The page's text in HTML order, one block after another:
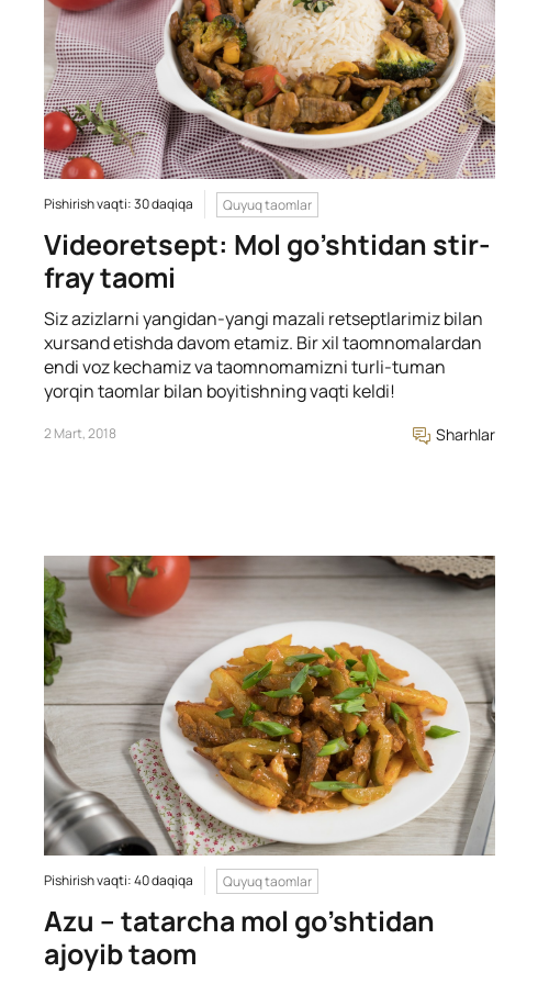
Pishirish vaqti: 30 daqiqa Quyuq taomlar
Videoretsept: Mol go’shtidan stir-
fray taomi
Siz azizlarni yangidan-yangi mazali retseptlarimiz bilan
xursand etishda davom etamiz. Bir xil taomnomalardan
endi voz kechamiz va taomnomamizni turli-tuman
yorqin taomlar bilan boyitishning vaqti keldi!
2 Mart, 2018 Sharhlar
Pishirish vaqti: 40 daqiqa Quyuq taomlar
Azu – tatarcha mol go’shtidan
ajoyib taom